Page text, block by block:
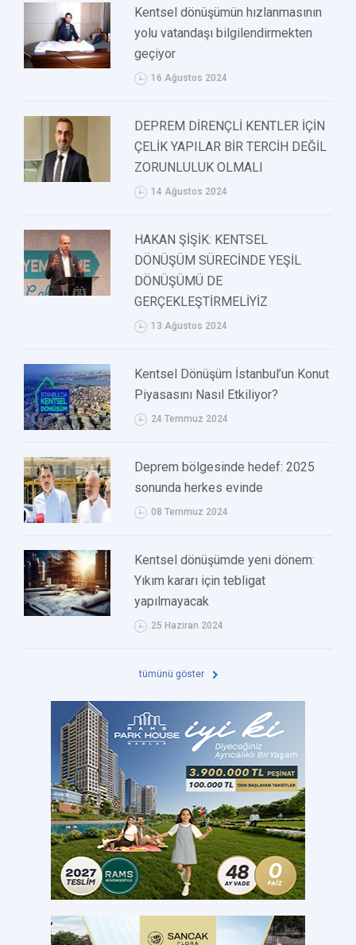
Kentsel dönüşümün hızlanmasının
yolu vatandaşı bilgilendirmekten
geçiyor
16 Ağustos 2024
DEPREM DİRENÇLİ KENTLER İÇİN
ÇELİK YAPILAR BİR TERCİH DEĞİL
ZORUNLULUK OLMALI
14 Ağustos 2024
HAKAN ŞİŞİK: KENTSEL
DÖNÜŞÜM SÜRECİNDE YEŞİL
DÖNÜŞÜMÜ DE
GERÇEKLEŞTİRMELİYİZ
13 Ağustos 2024
Kentsel Dönüşüm İstanbul’un Konut
Piyasasını Nasıl Etkiliyor?
24 Temmuz 2024
Deprem bölgesinde hedef: 2025
sonunda herkes evinde
08 Temmuz 2024
Kentsel dönüşümde yeni dönem:
Yıkım kararı için tebligat
yapılmayacak
25 Haziran 2024
tümünü göster